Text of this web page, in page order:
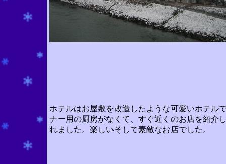
ホテルはお屋敷を改造したような可愛いホテル
ナー用の厨房がなくて、すぐ近くのお店を紹介
れました。楽しいそして素敵なお店でした。